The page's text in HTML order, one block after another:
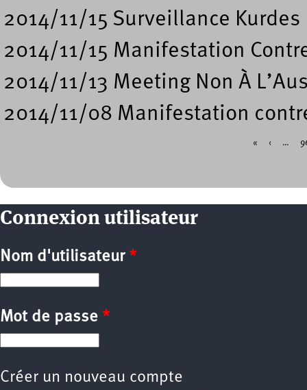
2014/11/15 Surveillance
2014/11/15 Manifestation
2014/11/13 Meeting Non À
2014/11/08 Manifestation
« ‹ …
Connexion utilisateur
Nom d'utilisateur *
Mot de passe *
Créer un nouveau compte